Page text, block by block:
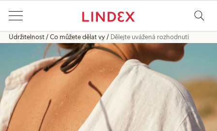
Udržitelnost Co můžete dělat vy Dělejte uvážená rozhodnutí